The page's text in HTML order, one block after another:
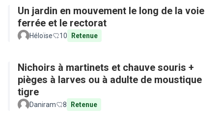
Un jardin en mouvement le long de la voie
ferrée et le rectorat
Héloïse 10 Retenue
Nichoirs à martinets et chauve souris +
pièges à larves ou à adulte de moustique
tigre
Daniram 8 Retenue